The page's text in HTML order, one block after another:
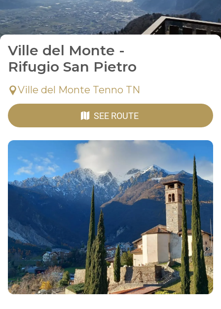
Ville del Monte -
Rifugio San Pietro
Ville del Monte Tenno TN
SEE ROUTE